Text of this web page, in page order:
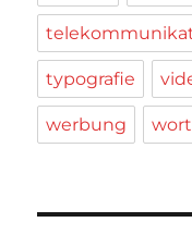
typografie
werbung